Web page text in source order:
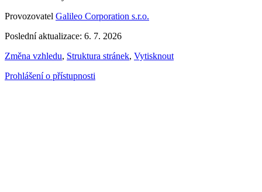
Provozovatel Galileo Corporation s.r.o.
Poslední aktualizace: 6. 7. 2026
Změna vzhledu, Struktura stránek, Vytisknout
Prohlášení o přístupnosti